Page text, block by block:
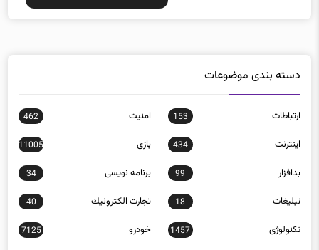
دسته بندی موضوعات
ارتباطات 153 امنيت 462
اينترنت 434 بازی 11005
بدافزار 99 برنامه نويسی 34
تبلیغات 18 تجارت الكترونيك 40
تکنولوژی 1457 خودرو 7125